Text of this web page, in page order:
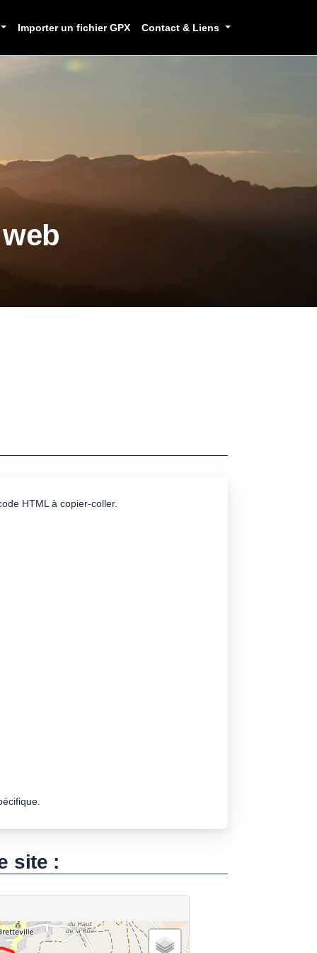
Importer un fichier GPX Contact & Liens
HTML à copier-coller.
site :